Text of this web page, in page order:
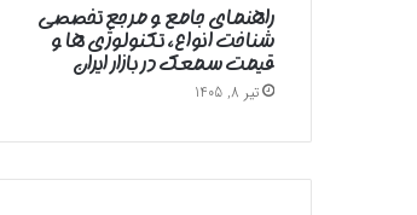
راهنمای جامع و مرجع تخصصی
شناخت انواع، تکنولوژی ها و
قیمت سمعک در بازار ایران
تیر 8, 1405